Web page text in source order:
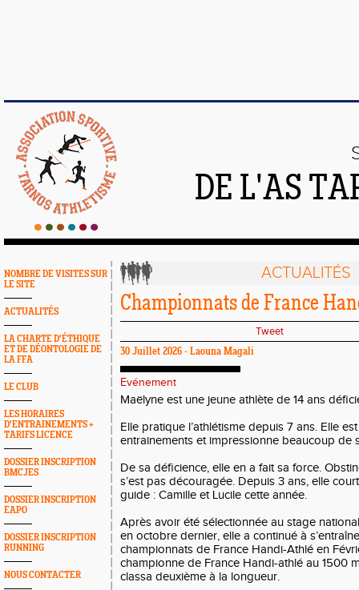
DE L'AS
NOMBRE DE VISITES SUR
LE SITE
ACTUALITÉS
LA CHARTE D'ÉTHIQUE
ET DE DÉONTOLOGIE DE
LA FFA
LE CLUB
LES HORAIRES
D'ENTRAINEMENTS +
TARIFS LICENCE
DOSSIER INSCRIPTION
BMCJES
DOSSIER INSCRIPTION
EAPO
DOSSIER INSCRIPTION
RUNNING
NOUS CONTACTER
ACTUALITÉS
Championnats de France
Tweet
30 Juillet 2026 - Laouna Magali
Evénement
Maëlyne est une jeune athlète de 14 ans
Elle pratique l’athlétisme depuis 7 ans. Elle
entrainements et impressionne beaucoup de
De sa déficience, elle en a fait sa force.
s’est pas découragée. Depuis 3 ans, elle
guide : Camille et Lucile cette année.
Après avoir été sélectionnée au stage
en octobre dernier, elle a continué à
championnats de France Handi-Athlé en
championne de France Handi-athlé au 1500
classa deuxième à la longueur.